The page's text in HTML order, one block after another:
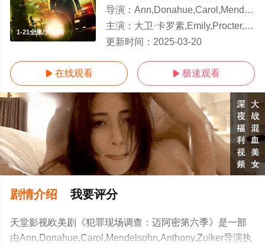
1-21全集/大结局
导演： Ann,Donahue,Carol,Mendelsohn,Anthony,Zuiker
主演： 大卫·卡罗素,Emily,Procter,Adam,Rodriguez,Khandi,Alexander,Jonathan,Togo
更新时间： 2025-03-20
 在线观看  极速观看
剧情介绍 我要评分
天堂影视欧美剧《犯罪现场调查：迈阿密第六季》是一部
由Ann,Donahue,Carol,Mendelsohn,Anthony,Zuiker导演执